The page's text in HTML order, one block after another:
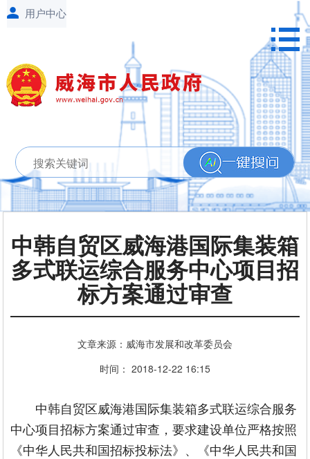
中韩自贸区威海港国际集装箱
多式联运综合服务中心项目招
标方案通过审查
文章来源：威海市发展和改革委员会
时间： 2018-12-22 16:15
中韩自贸区威海港国际集装箱多式联运综合服务
中心项目招标方案通过审查，要求建设单位严格按照
《中华人民共和国招标投标法》、《中华人民共和国